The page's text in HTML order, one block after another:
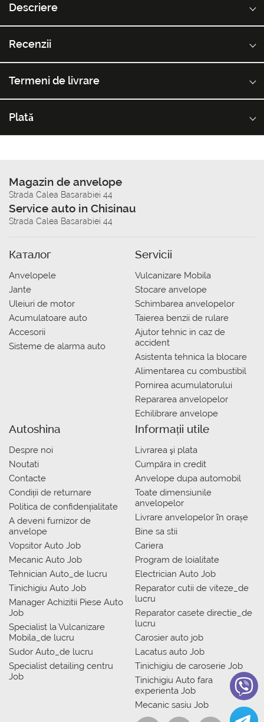
Descriere
Recenzii
Termeni de livrare
Plată
Magazin de anvelope
Strada Calea Basarabiei 44
Service auto in Chisinau
Strada Calea Basarabiei 44
Каталог
Anvelopele
Jante
Uleiuri de motor
Acumulatoare auto
Accesorii
Sisteme de alarma auto
Servicii
Vulcanizare Mobila
Stocare anvelope
Schimbarea anvelopelor
Taierea benzii de rulare
Ajutor tehnic in caz de
accident
Asistenta tehnica la blocare
Alimentarea cu combustibil
Pornirea acumulatorului
Repararea anvelopelor
Echilibrare anvelope
Autoshina
Despre noi
Noutati
Contacte
Condiții de returnare
Politica de confidențialitate
A deveni furnizor de
anvelope
Vopsitor Auto Job
Mecanic Auto Job
Tehnician Auto_de lucru
Tinichigiu Auto Job
Manager Achizitii Piese Auto
Job
Specialist la Vulcanizare
Mobila_de lucru
Sudor Auto_de lucru
Specialist detailing centru
Job
Informații utile
Livrarea şi plata
Сumpăra in credit
Anvelope dupa automobil
Toate dimensiunile
anvelopelor
Livrare anvelopelor în orașe
Bine sa stii
Cariera
Program de loialitate
Electrician Auto Job
Reparator cutii de viteze_de
lucru
Reparator casete directie_de
lucru
Carosier auto job
Lacatus auto Job
Tinichigiu de caroserie Job
Tinichigiu Auto fara
experienta Job
Mecanic sasiu Job